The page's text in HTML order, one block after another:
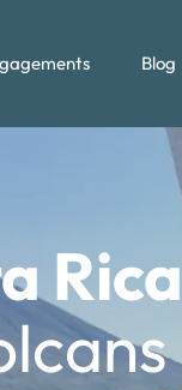
Blog
Rica